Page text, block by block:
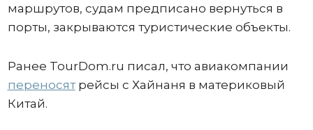
маршрутов, судам предписано вернуться в
порты, закрываются туристические объекты.
Ранее TourDom.ru писал, что авиакомпании
переносятрейсы с Хайнаня в материковый
Китай.